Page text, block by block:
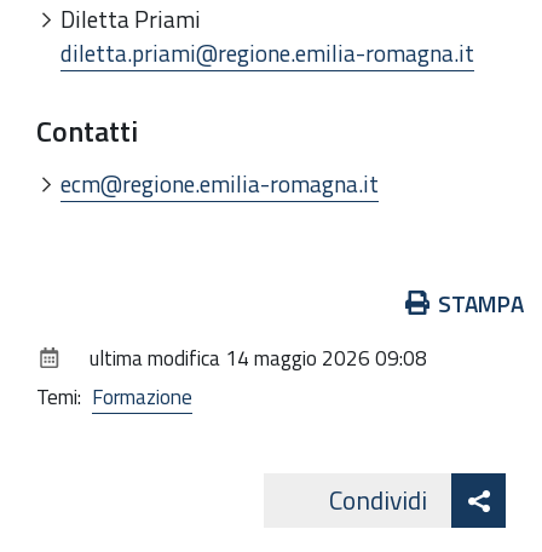
Diletta Priami
diletta.priami@regione.emilia-romagna.it
Contatti
ecm@regione.emilia-romagna.it
documento
STAMPA
ultima modifica 14 maggio 2026 09:08
Temi: Formazione
Condividi